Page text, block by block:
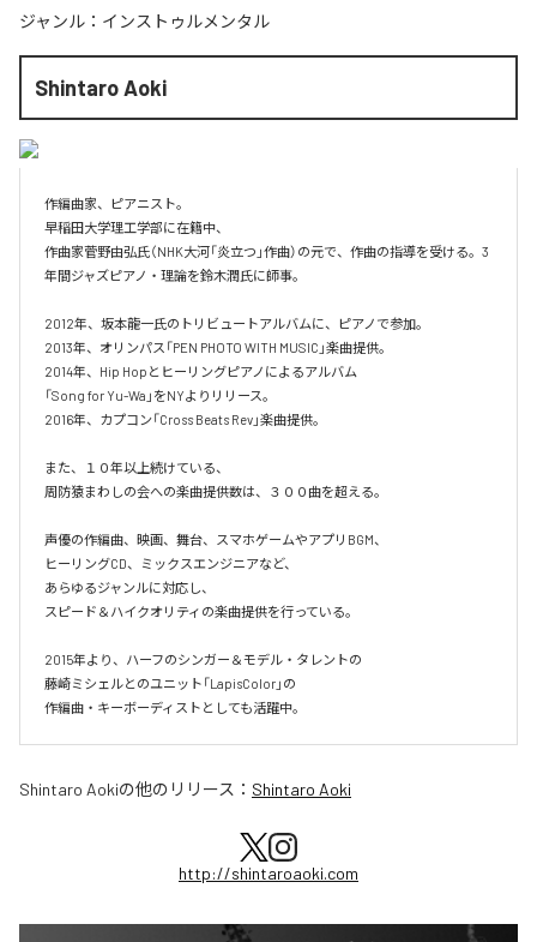
ジャンル： インストゥルメンタル
Shintaro Aoki
作編曲家、ピアニスト。
早稲田大学理工学部に在籍中、
作曲家菅野由弘氏（NHK大河「炎立つ」作曲）の元で、作曲の指導を受ける。3
年間ジャズピアノ・理論を鈴木潤氏に師事。
2012年、坂本龍一氏のトリビュートアルバムに、ピアノで参加。
2013年、オリンパス「PEN PHOTO WITH MUSIC」楽曲提供。
2014年、Hip Hopとヒーリングピアノによるアルバム
「Song for Yu-Wa」をNYよりリリース。
2016年、カプコン「Cross Beats Rev」楽曲提供。
また、１０年以上続けている、
周防猿まわしの会への楽曲提供数は、３００曲を超える。
声優の作編曲、映画、舞台、スマホゲームやアプリBGM、
ヒーリングCD、ミックスエンジニアなど、
あらゆるジャンルに対応し、
スピード＆ハイクオリティの楽曲提供を行っている。
2015年より、ハーフのシンガー＆モデル・タレントの
藤崎ミシェルとのユニット「LapisColor」の
作編曲・キーボーディストとしても活躍中。
Shintaro Aokiの他のリリース： Shintaro Aoki
http://shintaroaoki.com